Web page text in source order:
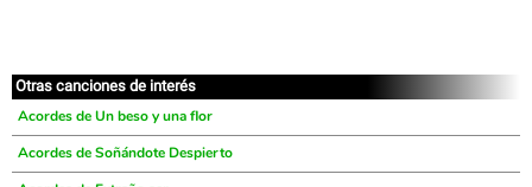
Otras canciones de interés
Acordes de Un beso y una flor
Acordes de Soñándote Despierto